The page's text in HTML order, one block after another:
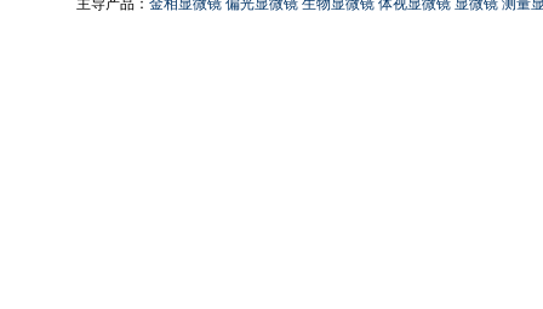
主导产品： 金相显微镜 偏光显微镜 生物显微镜 体视显微镜 显微镜 测量